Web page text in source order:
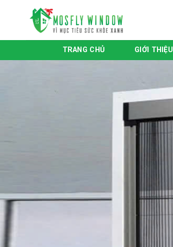
TRANG CHỦ GIỚI THIỆU